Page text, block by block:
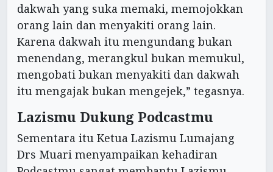
dakwah yang suka memaki, memojokkan
orang lain dan menyakiti orang lain.
Karena dakwah itu mengundang bukan
menendang, merangkul bukan memukul,
mengobati bukan menyakiti dan dakwah
itu mengajak bukan mengejek,” tegasnya.
Lazismu Dukung Podcastmu
Sementara itu Ketua Lazismu Lumajang
Drs Muari menyampaikan kehadiran